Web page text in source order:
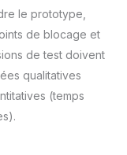
le prototype,
de blocage et
de test doivent
qualitatives
(temps